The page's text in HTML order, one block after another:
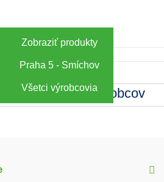
výhodné ceny
Zobraziť produkty
predajňa
Praha 5 - Smíchov
mnohých výrobcov
Všetci výrobcovia